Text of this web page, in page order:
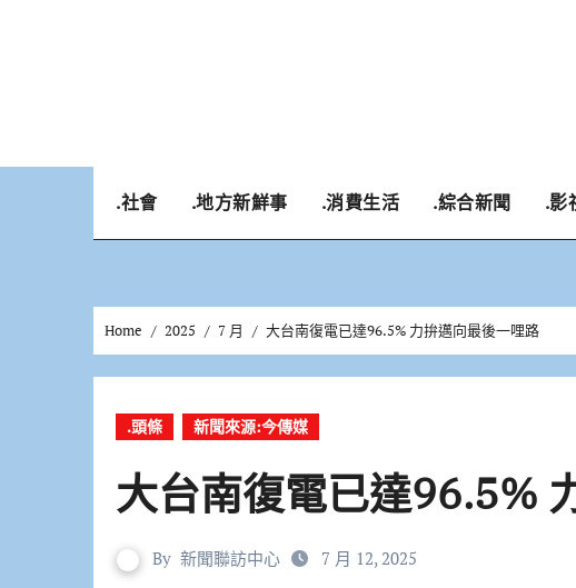
.社會 .地方新鮮事 .消費生活 .綜合新聞 .影
Home 2025 7 月 大台南復電已達96.5% 力拚邁向最後一哩路
.頭條 新聞來源:今傳媒
大台南復電已達96.5%
By 新聞聯訪中心 7 月 12, 2025